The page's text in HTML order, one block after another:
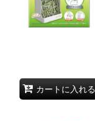
カートに入れる